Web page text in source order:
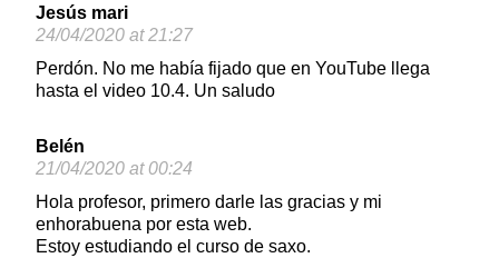
Jesús mari
24/04/2020 at 21:27
Perdón. No me había fijado que en YouTube llega
hasta el video 10.4. Un saludo
Belén
21/04/2020 at 00:24
Hola profesor, primero darle las gracias y mi
enhorabuena por esta web.
Estoy estudiando el curso de saxo.